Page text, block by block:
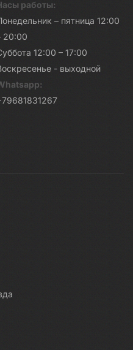
работы:
– пятница 12:00
20:00
12:00 – 17:00
- выходной